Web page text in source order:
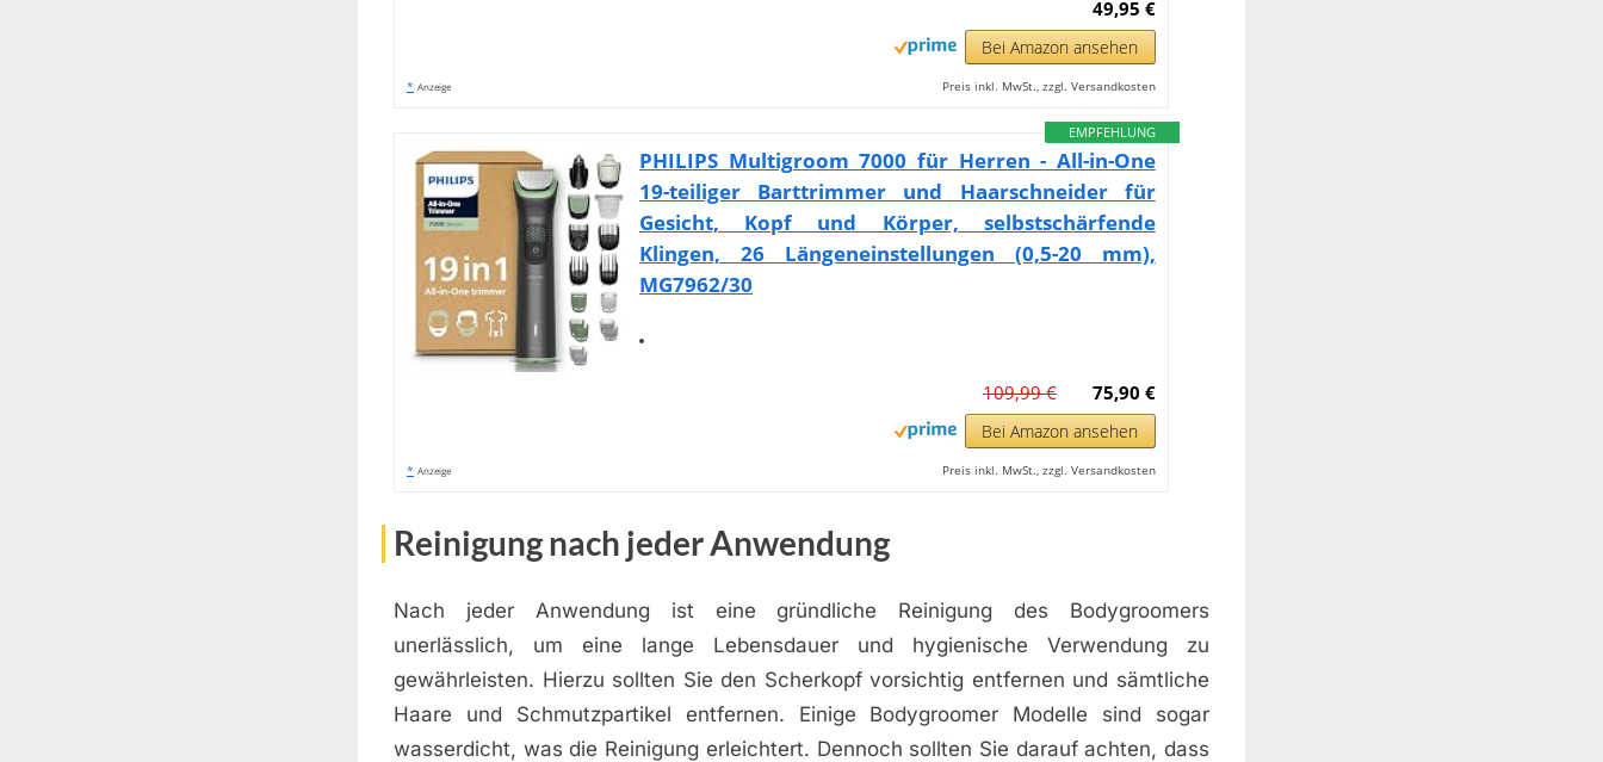
49,95 €
Bei Amazon ansehen
* Anzeige Preis inkl. MwSt., zzgl. Versandkosten
EMPFEHLUNG
PHILIPS Multigroom 7000 für Herren - All-in-One
19-teiliger Barttrimmer und Haarschneider für
Gesicht, Kopf und Körper, selbstschärfende
Klingen, 26 Längeneinstellungen (0,5-20 mm),
MG7962/30
75,90 €
109,99 €
Bei Amazon ansehen
* Anzeige Preis inkl. MwSt., zzgl. Versandkosten
Reinigung nach jeder Anwendung
Nach jeder Anwendung ist eine gründliche Reinigung des Bodygroomers
unerlässlich, um eine lange Lebensdauer und hygienische Verwendung zu
gewährleisten. Hierzu sollten Sie den Scherkopf vorsichtig entfernen und sämtliche
Haare und Schmutzpartikel entfernen. Einige Bodygroomer Modelle sind sogar
wasserdicht, was die Reinigung erleichtert. Dennoch sollten Sie darauf achten, dass